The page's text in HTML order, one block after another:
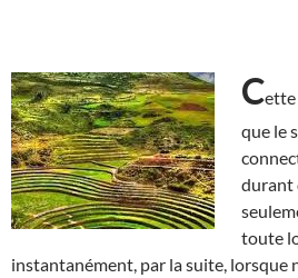
Cette
que le
durant
toute
instantanément, par la suite, lorsque